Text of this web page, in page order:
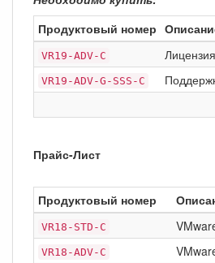
Продуктовый номер
VR19-ADV-C
VR19-ADV-G-SSS-C
Прайс-Лист
Продуктовый номер
VR18-STD-C
VR18-ADV-C